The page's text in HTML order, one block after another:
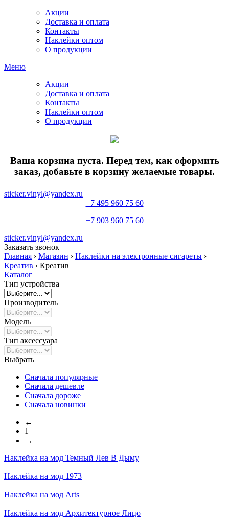
Акции
Доставка и оплата
Контакты
Наклейки оптом
О продукции
Меню
Акции
Доставка и оплата
Контакты
Наклейки оптом
О продукции
Ваша корзина пуста. Перед тем, как оформить
заказ, добавьте в корзину желаемые товары.
sticker.vinyl@yandex.ru
+7 495 960 75 60
+7 903 960 75 60
sticker.vinyl@yandex.ru
Заказать звонок
Главная › Магазин › Наклейки на электронные сигареты ›
Креатив › Креатив
Каталог
Тип устройства
Производитель
Модель
Тип аксессуара
Выбрать
Сначала популярные
Сначала дешевле
Сначала дороже
Сначала новинки
←
1
→
Наклейка на мод Темный Лев В Дыму
Наклейка на мод 1973
Наклейка на мод Arts
Наклейка на мод Архитектурное Лицо